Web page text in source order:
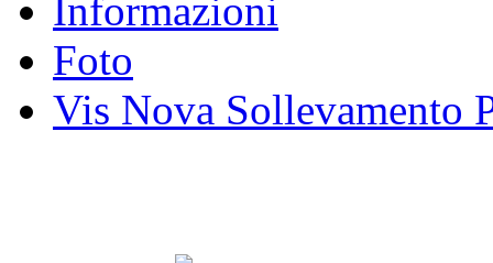
Informazioni
Foto
Vis Nova Sollevamento